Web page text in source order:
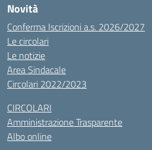
Novità
Conferma Iscrizioni a.s. 2026/2027
Le circolari
Le notizie
Area Sindacale
Circolari 2022/2023
CIRCOLARI
Amministrazione Trasparente
Albo online